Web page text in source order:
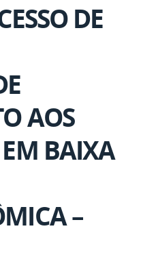
DE
AOS
BAIXA
–